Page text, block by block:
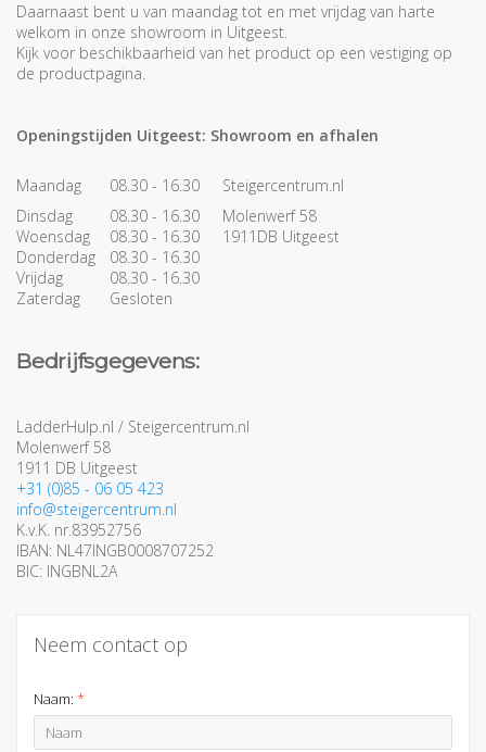
Daarnaast bent u van maandag tot en met vrijdag van harte
welkom in onze showroom in Uitgeest.
Kijk voor beschikbaarheid van het product op een vestiging op
de productpagina.
Openingstijden Uitgeest: Showroom en afhalen
Maandag 08.30 - 16.30
Steigercentrum.nl
Dinsdag
08.30 - 16.30
Molenwerf 58
Woensdag
08.30 - 16.30
1911DB Uitgeest
Donderdag
08.30 - 16.30
Vrijdag
08.30 - 16.30
Zaterdag
Gesloten
Bedrijfsgegevens:
LadderHulp.nl / Steigercentrum.nl
Molenwerf 58
1911 DB Uitgeest
+31 (0)85 - 06 05 423
info@steigercentrum.nl
K.v.K. nr.83952756
IBAN: NL47INGB0008707252
BIC: INGBNL2A
Neem contact op
Naam: *